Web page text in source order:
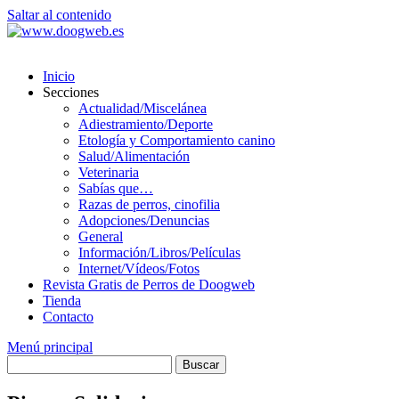
Saltar al contenido
Inicio
Secciones
Actualidad/Miscelánea
Adiestramiento/Deporte
Etología y Comportamiento canino
Salud/Alimentación
Veterinaria
Sabías que…
Razas de perros, cinofilia
Adopciones/Denuncias
General
Información/Libros/Películas
Internet/Vídeos/Fotos
Revista Gratis de Perros de Doogweb
Tienda
Contacto
Menú principal